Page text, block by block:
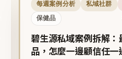
每週案例分析 私域社群
保健品
碧生源私域案例拆解
品，怎麼一邊顧信任一